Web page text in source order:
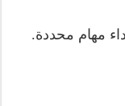
مهام محددة.